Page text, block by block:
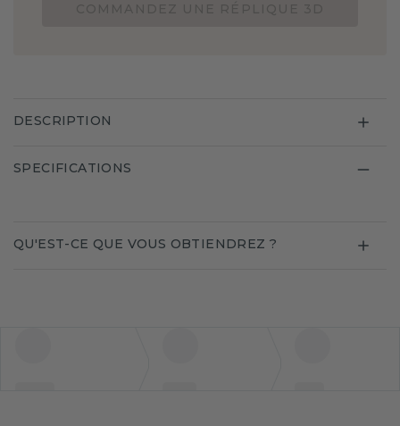
DESCRIPTION
SPECIFICATIONS
QU'EST-CE QUE VOUS OBTIENDREZ ?